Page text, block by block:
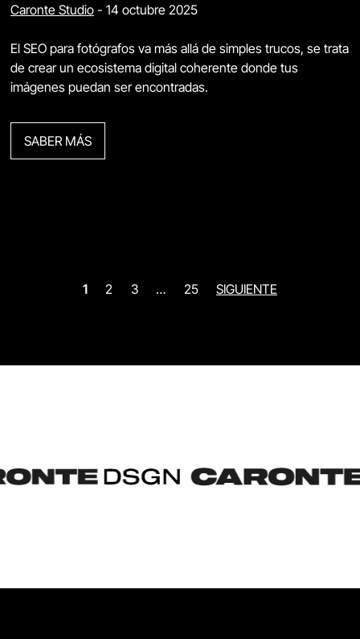
Caronte Studio - 14 octubre 2025
El SEO para fotógrafos va más allá de simples trucos, se trata
de crear un ecosistema digital coherente donde tus
imágenes puedan ser encontradas.
SABER MÁS
1 2 3 … 25 SIGUIENTE